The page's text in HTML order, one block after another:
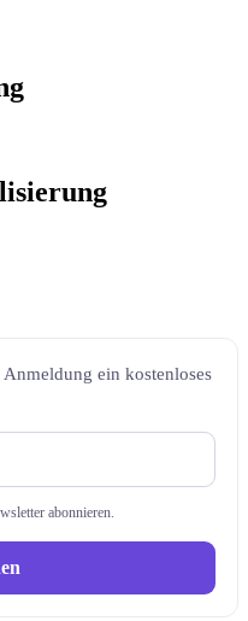
ein kostenloses
abonnieren.